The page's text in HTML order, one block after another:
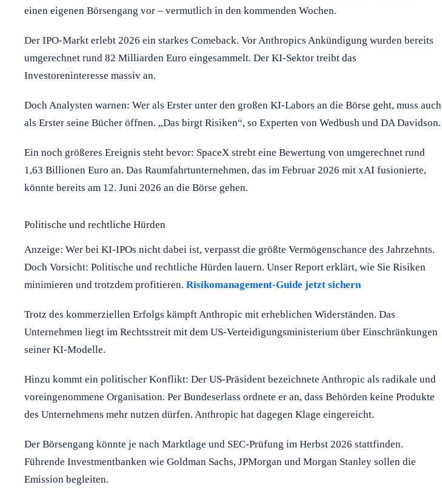
einen eigenen Börsengang vor – vermutlich in den kommenden Wochen.
Der IPO-Markt erlebt 2026 ein starkes Comeback. Vor Anthropics Ankündigung wurden bereits
umgerechnet rund 82 Milliarden Euro eingesammelt. Der KI-Sektor treibt das
Investoreninteresse massiv an.
Doch Analysten warnen: Wer als Erster unter den großen KI-Labors an die Börse geht, muss auch
als Erster seine Bücher öffnen. „Das birgt Risiken“, so Experten von Wedbush und DA Davidson.
Ein noch größeres Ereignis steht bevor: SpaceX strebt eine Bewertung von umgerechnet rund
1,63 Billionen Euro an. Das Raumfahrtunternehmen, das im Februar 2026 mit xAI fusionierte,
könnte bereits am 12. Juni 2026 an die Börse gehen.
Politische und rechtliche Hürden
Anzeige: Wer bei KI-IPOs nicht dabei ist, verpasst die größte Vermögenschance des Jahrzehnts.
Doch Vorsicht: Politische und rechtliche Hürden lauern. Unser Report erklärt, wie Sie Risiken
minimieren und trotzdem profitieren. Risikomanagement-Guide jetzt sichern
Trotz des kommerziellen Erfolgs kämpft Anthropic mit erheblichen Widerständen. Das
Unternehmen liegt im Rechtsstreit mit dem US-Verteidigungsministerium über Einschränkungen
seiner KI-Modelle.
Hinzu kommt ein politischer Konflikt: Der US-Präsident bezeichnete Anthropic als radikale und
voreingenommene Organisation. Per Bundeserlass ordnete er an, dass Behörden keine Produkte
des Unternehmens mehr nutzen dürfen. Anthropic hat dagegen Klage eingereicht.
Der Börsengang könnte je nach Marktlage und SEC-Prüfung im Herbst 2026 stattfinden.
Führende Investmentbanken wie Goldman Sachs, JPMorgan und Morgan Stanley sollen die
Emission begleiten.